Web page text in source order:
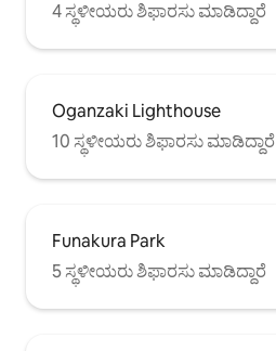
4 ಸ್ಥಳೀಯರು ಶಿಫಾರಸು ಮಾಡಿದ್ದಾರೆ
Oganzaki Lighthouse
10 ಸ್ಥಳೀಯರು ಶಿಫಾರಸು ಮಾಡಿದ್ದಾರೆ
Funakura Park
5 ಸ್ಥಳೀಯರು ಶಿಫಾರಸು ಮಾಡಿದ್ದಾರೆ